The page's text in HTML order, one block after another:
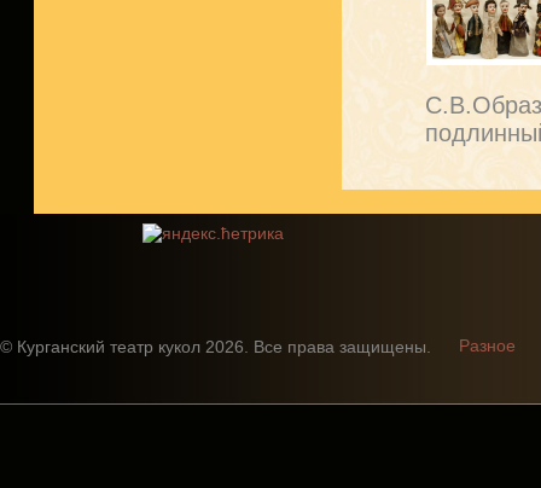
© Курганский театр кукол 2026. Все права защищены. Разное